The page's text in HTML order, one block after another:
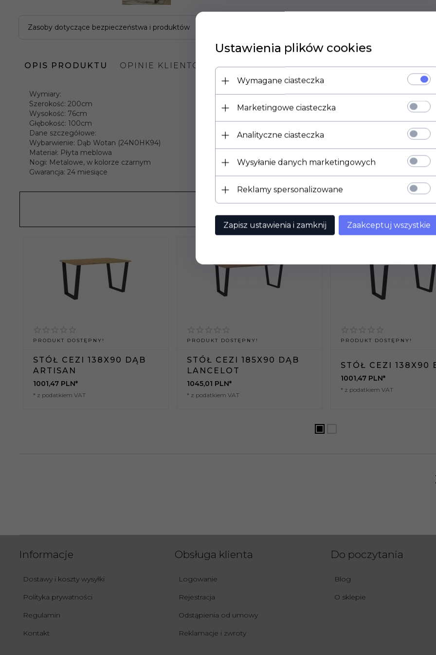
Zasoby dotyczące bezpieczeństwa i produktów
OPIS PRODUKTU OPINIE KLIENTÓW
Wymiary:
Szerokość: 200cm
Wysokość: 76cm
Głębokość: 100cm
Dane szczegółowe:
Wybarwienie: Dąb Wotan (24N0HK94)
Materiał: Płyta meblowa
Nogi: Metalowe, w kolorze czarnym
Gwarancja: 24 miesiące
PRODUKT DOSTĘPNY!
STÓŁ CEZI 138X90 DĄB
ARTISAN
1001,47 PLN*
* z podatkiem VAT
PRODUKT DOSTĘPNY!
STÓŁ CEZI 185X90 DĄB
LANCELOT
1045,01 PLN*
* z podatkiem VAT
PRODUKT DOSTĘPNY!
STÓŁ CEZI 138X90
1001,47 PLN*
* z podatkiem VAT
Informacje
Dostawy i koszty wysyłki
Polityka prywatności
Regulamin
Kontakt
Obsługa klienta
Logowanie
Rejestracja
Odstąpienia od umowy
Reklamacje i zwroty
Do poczytania
Blog
O sklepie
Ustawienia plików cookies
Wymagane ciasteczka
Marketingowe ciasteczka
Analityczne ciasteczka
Wysyłanie danych marketingowych
Reklamy spersonalizowane
Zapisz ustawienia i zamknij Zaakceptuj wszystkie